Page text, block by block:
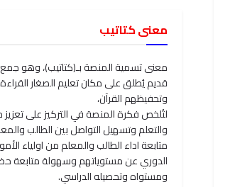
معنى كتاتيب
معنى تسمية المنصة بـ(كتاتيب)، وهو
قديم يُطلق على مكان تعليم الصغار القراءة
وتحفيظهم القرآن،
لتُلخص فكرة المنصة في التركيز على
والتعلم وتسهيل التواصل بين الطالب
متابعة اداء الطالب والمعلم من اولياء
الدوري عن مستوياتهم وسهولة متابعة
ومستواه وتحصيله الدراسي.